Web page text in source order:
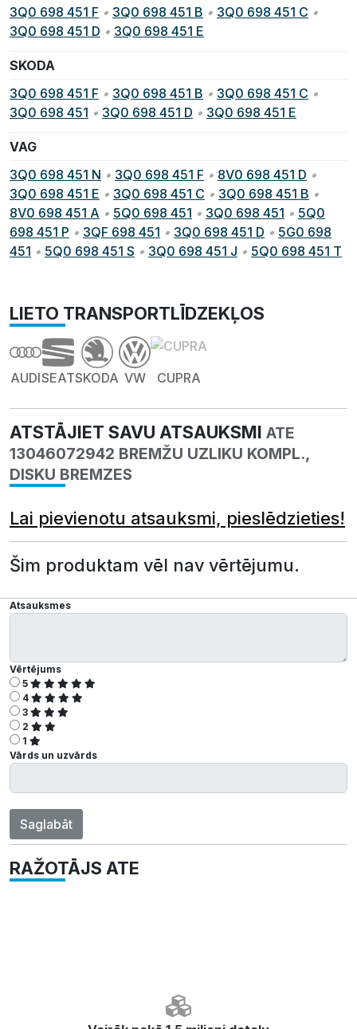
3Q0 698 451 F • 3Q0 698 451 B • 3Q0 698 451 C •
3Q0 698 451 D • 3Q0 698 451 E
SKODA
3Q0 698 451 F • 3Q0 698 451 B • 3Q0 698 451 C •
3Q0 698 451 • 3Q0 698 451 D • 3Q0 698 451 E
VAG
3Q0 698 451 N • 3Q0 698 451 F • 8V0 698 451 D •
3Q0 698 451 E • 3Q0 698 451 C • 3Q0 698 451 B •
8V0 698 451 A • 5Q0 698 451 • 3Q0 698 451 • 5Q0
698 451 P • 3QF 698 451 • 3Q0 698 451 D • 5G0 698
451 • 5Q0 698 451 S • 3Q0 698 451 J • 5Q0 698 451 T
LIETO TRANSPORTLĪDZEKĻOS
AUDISEATSKODA VW CUPRA
ATSTĀJIET SAVU ATSAUKSMI ATE
13046072942 BREMŽU UZLIKU KOMPL.,
DISKU BREMZES
Lai pievienotu atsauksmi, pieslēdzieties!
Šim produktam vēl nav vērtējumu.
Atsauksmes
Vērtējums
5
4
3
2
1
Vārds un uzvārds
Saglabāt
RAŽOTĀJS ATE